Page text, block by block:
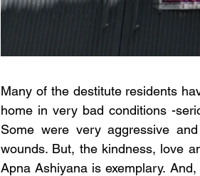
Many of the destitute residents
home in very bad conditions -
Some were very aggressive
wounds. But, the kindness, love
Apna Ashiyana is exemplary.